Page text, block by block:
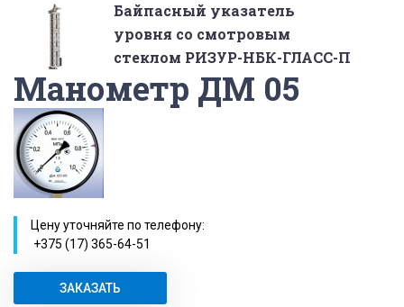
Байпасный указатель
уровня со смотровым
стеклом РИЗУР-НБК-ГЛАСС-П
Манометр ДМ 05
Цену уточняйте по телефону:
+375 (17) 365-64-51
ЗАКАЗАТЬ